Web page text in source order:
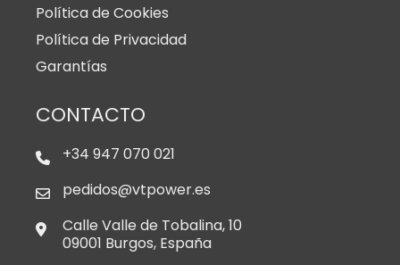
Política de Cookies
Política de Privacidad
Garantías
CONTACTO
+34 947 070 021
pedidos@vtpower.es
Calle Valle de Tobalina, 10
09001 Burgos, España